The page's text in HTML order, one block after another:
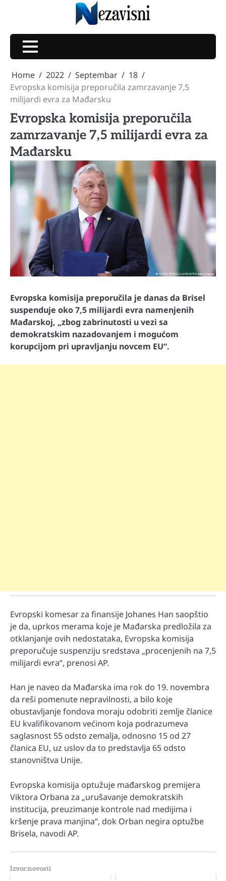
Home 2022 Septembar
18
Evropska komisija preporučila zamrzavanje 7,5
milijardi evra za Mađarsku
Evropska komisija preporučila
zamrzavanje 7,5 milijardi evra za
Mađarsku
Evropska komisija preporučila je danas da Brisel
suspenduje oko 7,5 milijardi evra namenjenih
Mađarskoj, „zbog zabrinutosti u vezi sa
demokratskim nazadovanjem i mogućom
korupcijom pri upravljanju novcem EU“.
Evropski komesar za finansije Johanes Han saopštio
je da, uprkos merama koje je Mađarska predložila za
otklanjanje ovih nedostataka, Evropska komisija
preporučuje suspenziju sredstava „procenjenih na 7,5
milijardi evra“, prenosi AP.
Han je naveo da Mađarska ima rok do 19. novembra
da reši pomenute nepravilnosti, a bilo koje
obustavljanje fondova moraju odobriti zemlje članice
EU kvalifikovanom većinom koja podrazumeva
saglasnost 55 odsto zemalja, odnosno 15 od 27
članica EU, uz uslov da to predstavlja 65 odsto
stanovništva Unije.
Evropska komisija optužuje mađarskog premijera
Viktora Orbana za „urušavanje demokratskih
institucija, preuzimanje kontrole nad medijima i
kršenje prava manjina“, dok Orban negira optužbe
Brisela, navodi AP.
Izvor:novosti